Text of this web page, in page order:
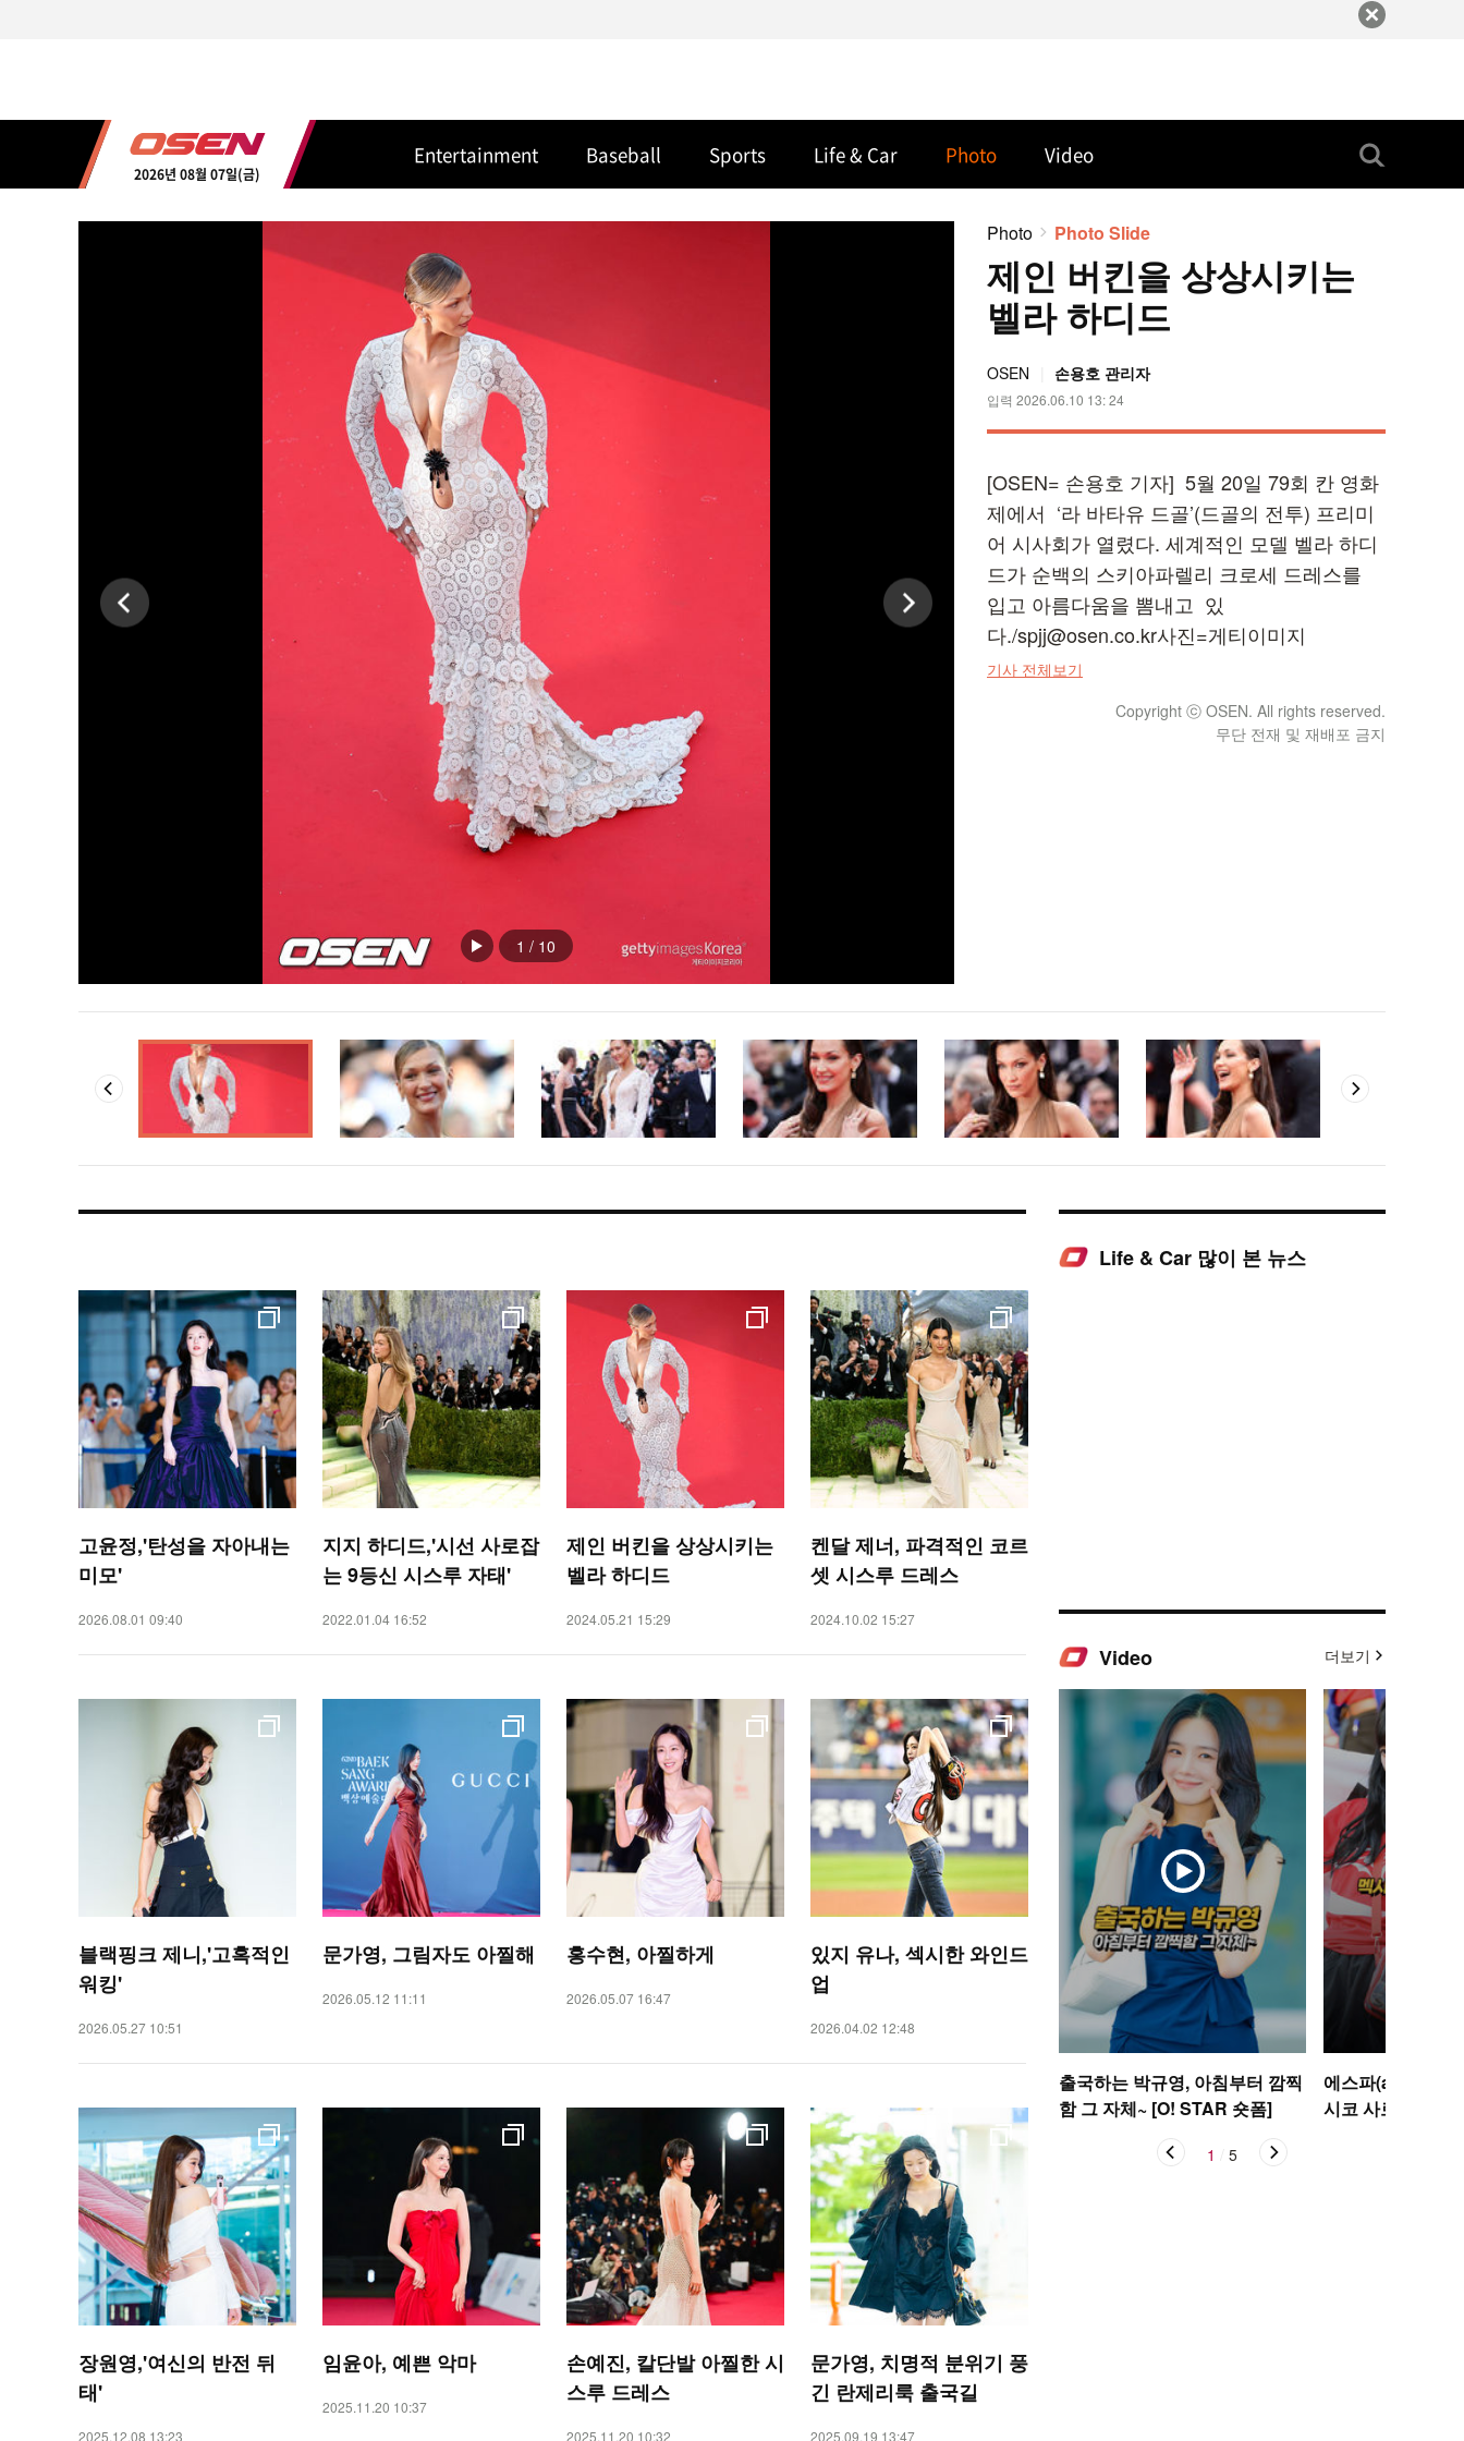
2026년 08월 07일(금)
Entertainment Baseball Sports Life & Car Photo Video
1 / 10
Photo Photo Slide
제인 버킨을 상상시키는
벨라 하디드
OSEN 손용호 관리자
입력 2026.06.10 13: 24
[OSEN= 손용호 기자] 5월 20일 79회 칸 영화
제에서 ‘라 바타유 드골’(드골의 전투) 프리미
어 시사회가 열렸다. 세계적인 모델 벨라 하디
드가 순백의 스키아파렐리 크로세 드레스를
입고 아름다움을 뽐내고 있
다./spjj@osen.co.kr사진=게티이미지
기사 전체보기
Copyright ⓒ OSEN. All rights reserved.
무단 전재 및 재배포 금지
고윤정,'탄성을 자아내는
미모'
2026.08.01 09:40
지지 하디드,'시선 사로잡
는 9등신 시스루 자태'
2022.01.04 16:52
제인 버킨을 상상시키는
벨라 하디드
2024.05.21 15:29
켄달 제너, 파격적인 코르
셋 시스루 드레스
2024.10.02 15:27
블랙핑크 제니,'고혹적인
워킹'
2026.05.27 10:51
문가영, 그림자도 아찔해
2026.05.12 11:11
홍수현, 아찔하게
2026.05.07 16:47
있지 유나, 섹시한 와인드
업
2026.04.02 12:48
장원영,'여신의 반전 뒤
태'
2025.12.08 13:23
임윤아, 예쁜 악마
2025.11.20 10:37
손예진, 칼단발 아찔한 시
스루 드레스
2025.11.20 10:32
문가영, 치명적 분위기 풍
긴 란제리룩 출국길
2025.09.19 13:47
Life & Car 많이 본 뉴스
Video 더보기
출국하는 박규영, 아침부터 깜찍
함 그 자체~ [O! STAR 숏폼]
에스파(aespa) 카
시코 사로잡은 태
1 5